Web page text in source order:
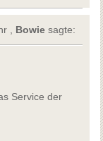
, Bowie sagte:
Service der